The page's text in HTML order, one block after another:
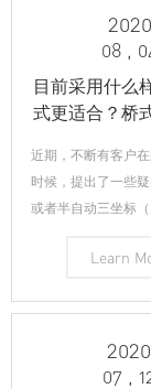
2020
08 ,
目前采用什么
式更适合？桥
描，产品
近期，不断有客户
时候，提出了一些
或者半自动三坐标
时候，旋转测头的
分布在多个平面，
Learn
2020
07 ,